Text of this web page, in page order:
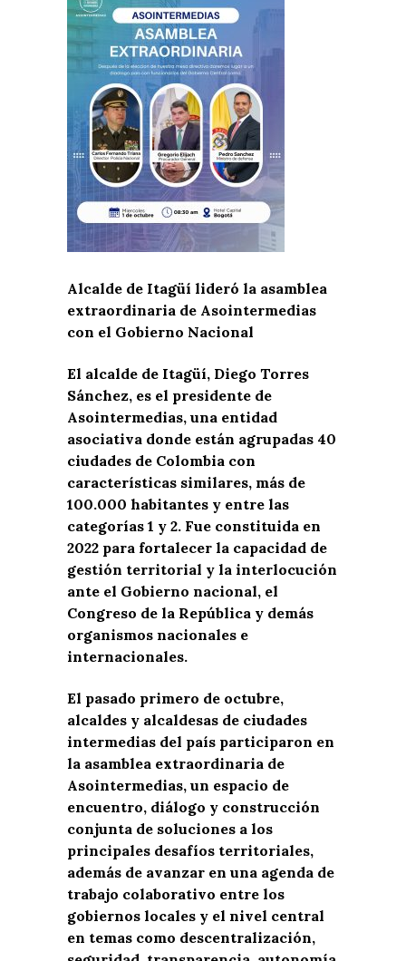
Alcalde de Itagüí lideró la asamblea
extraordinaria de Asointermedias
con el Gobierno Nacional
El alcalde de Itagüí, Diego Torres
Sánchez, es el presidente de
Asointermedias, una entidad
asociativa donde están agrupadas 40
ciudades de Colombia con
características similares, más de
100.000 habitantes y entre las
categorías 1 y 2. Fue constituida en
2022 para fortalecer la capacidad de
gestión territorial y la interlocución
ante el Gobierno nacional, el
Congreso de la República y demás
organismos nacionales e
internacionales.
El pasado primero de octubre,
alcaldes y alcaldesas de ciudades
intermedias del país participaron en
la asamblea extraordinaria de
Asointermedias, un espacio de
encuentro, diálogo y construcción
conjunta de soluciones a los
principales desafíos territoriales,
además de avanzar en una agenda de
trabajo colaborativo entre los
gobiernos locales y el nivel central
en temas como descentralización,